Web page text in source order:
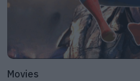
Movies